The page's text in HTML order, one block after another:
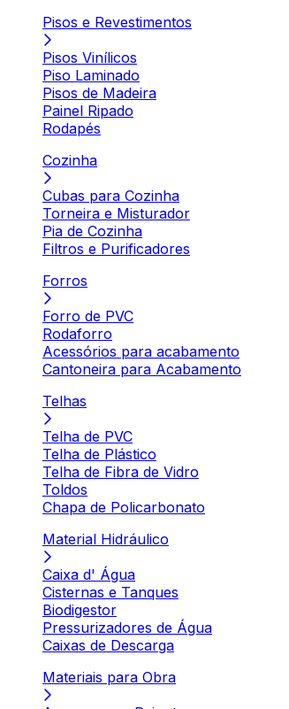
Pisos e Revestimentos
Pisos Vinílicos
Piso Laminado
Pisos de Madeira
Painel Ripado
Rodapés
Cozinha
Cubas para Cozinha
Torneira e Misturador
Pia de Cozinha
Filtros e Purificadores
Forros
Forro de PVC
Rodaforro
Acessórios para acabamento
Cantoneira para Acabamento
Telhas
Telha de PVC
Telha de Plástico
Telha de Fibra de Vidro
Toldos
Chapa de Policarbonato
Material Hidráulico
Caixa d' Água
Cisternas e Tanques
Biodigestor
Pressurizadores de Água
Caixas de Descarga
Materiais para Obra